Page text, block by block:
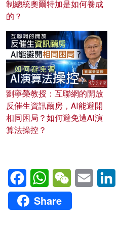
制總統奧爾特加是如何養成
的？
劉寧榮教授：互聯網的開放
反催生資訊繭房，AI能避開
相同困局？如何避免遭AI演
算法操控？
FacebookWhatsAppWeChatEmail
Share